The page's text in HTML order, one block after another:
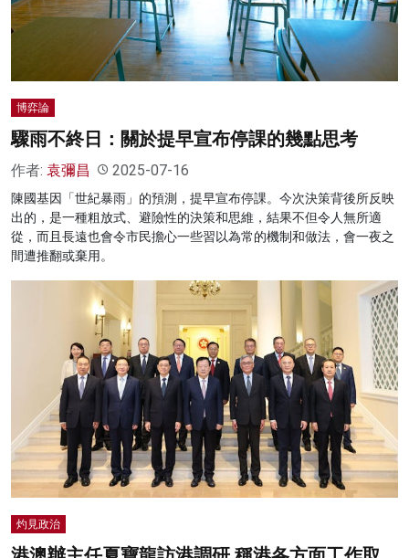
博弈論
驟雨不終日：關於提早宣布停課的幾點思考
作者: 袁彌昌 2025-07-16
陳國基因「世紀暴雨」的預測，提早宣布停課。今次決策背後所反映
出的，是一種粗放式、避險性的決策和思維，結果不但令人無所適
從，而且長遠也會令市民擔心一些習以為常的機制和做法，會一夜之
間遭推翻或棄用。
灼見政治